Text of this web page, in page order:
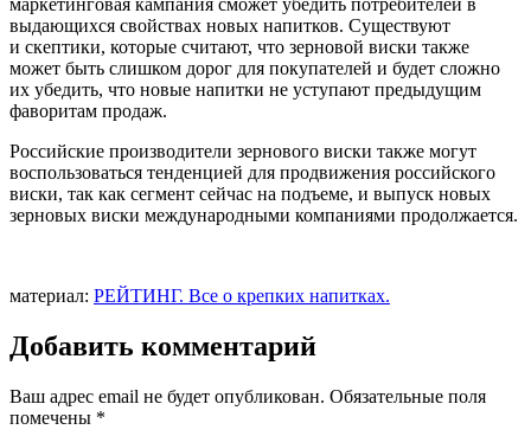
маркетинговая кампания сможет убедить потребителей в
выдающихся свойствах новых напитков. Существуют
и скептики, которые считают, что зерновой виски также
может быть слишком дорог для покупателей и будет сложно
их убедить, что новые напитки не уступают предыдущим
фаворитам продаж.
Российские производители зернового виски также могут
воспользоваться тенденцией для продвижения российского
виски, так как сегмент сейчас на подъеме, и выпуск новых
зерновых виски международными компаниями продолжается.
материал: РЕЙТИНГ. Все о крепких напитках.
Добавить комментарий
Ваш адрес email не будет опубликован. Обязательные поля
помечены *